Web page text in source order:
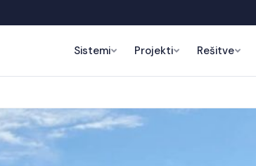
Sistemi Projekti Rešitve